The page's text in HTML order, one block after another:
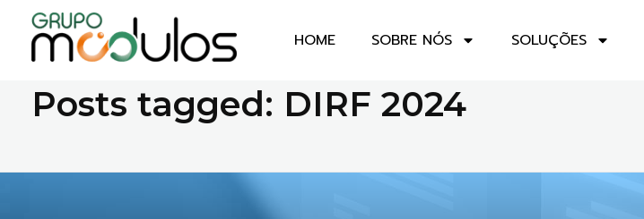
HOME SOBRE NÓS SOLUÇÕES
DIRF 2024
Posts tagged: DIRF 2024